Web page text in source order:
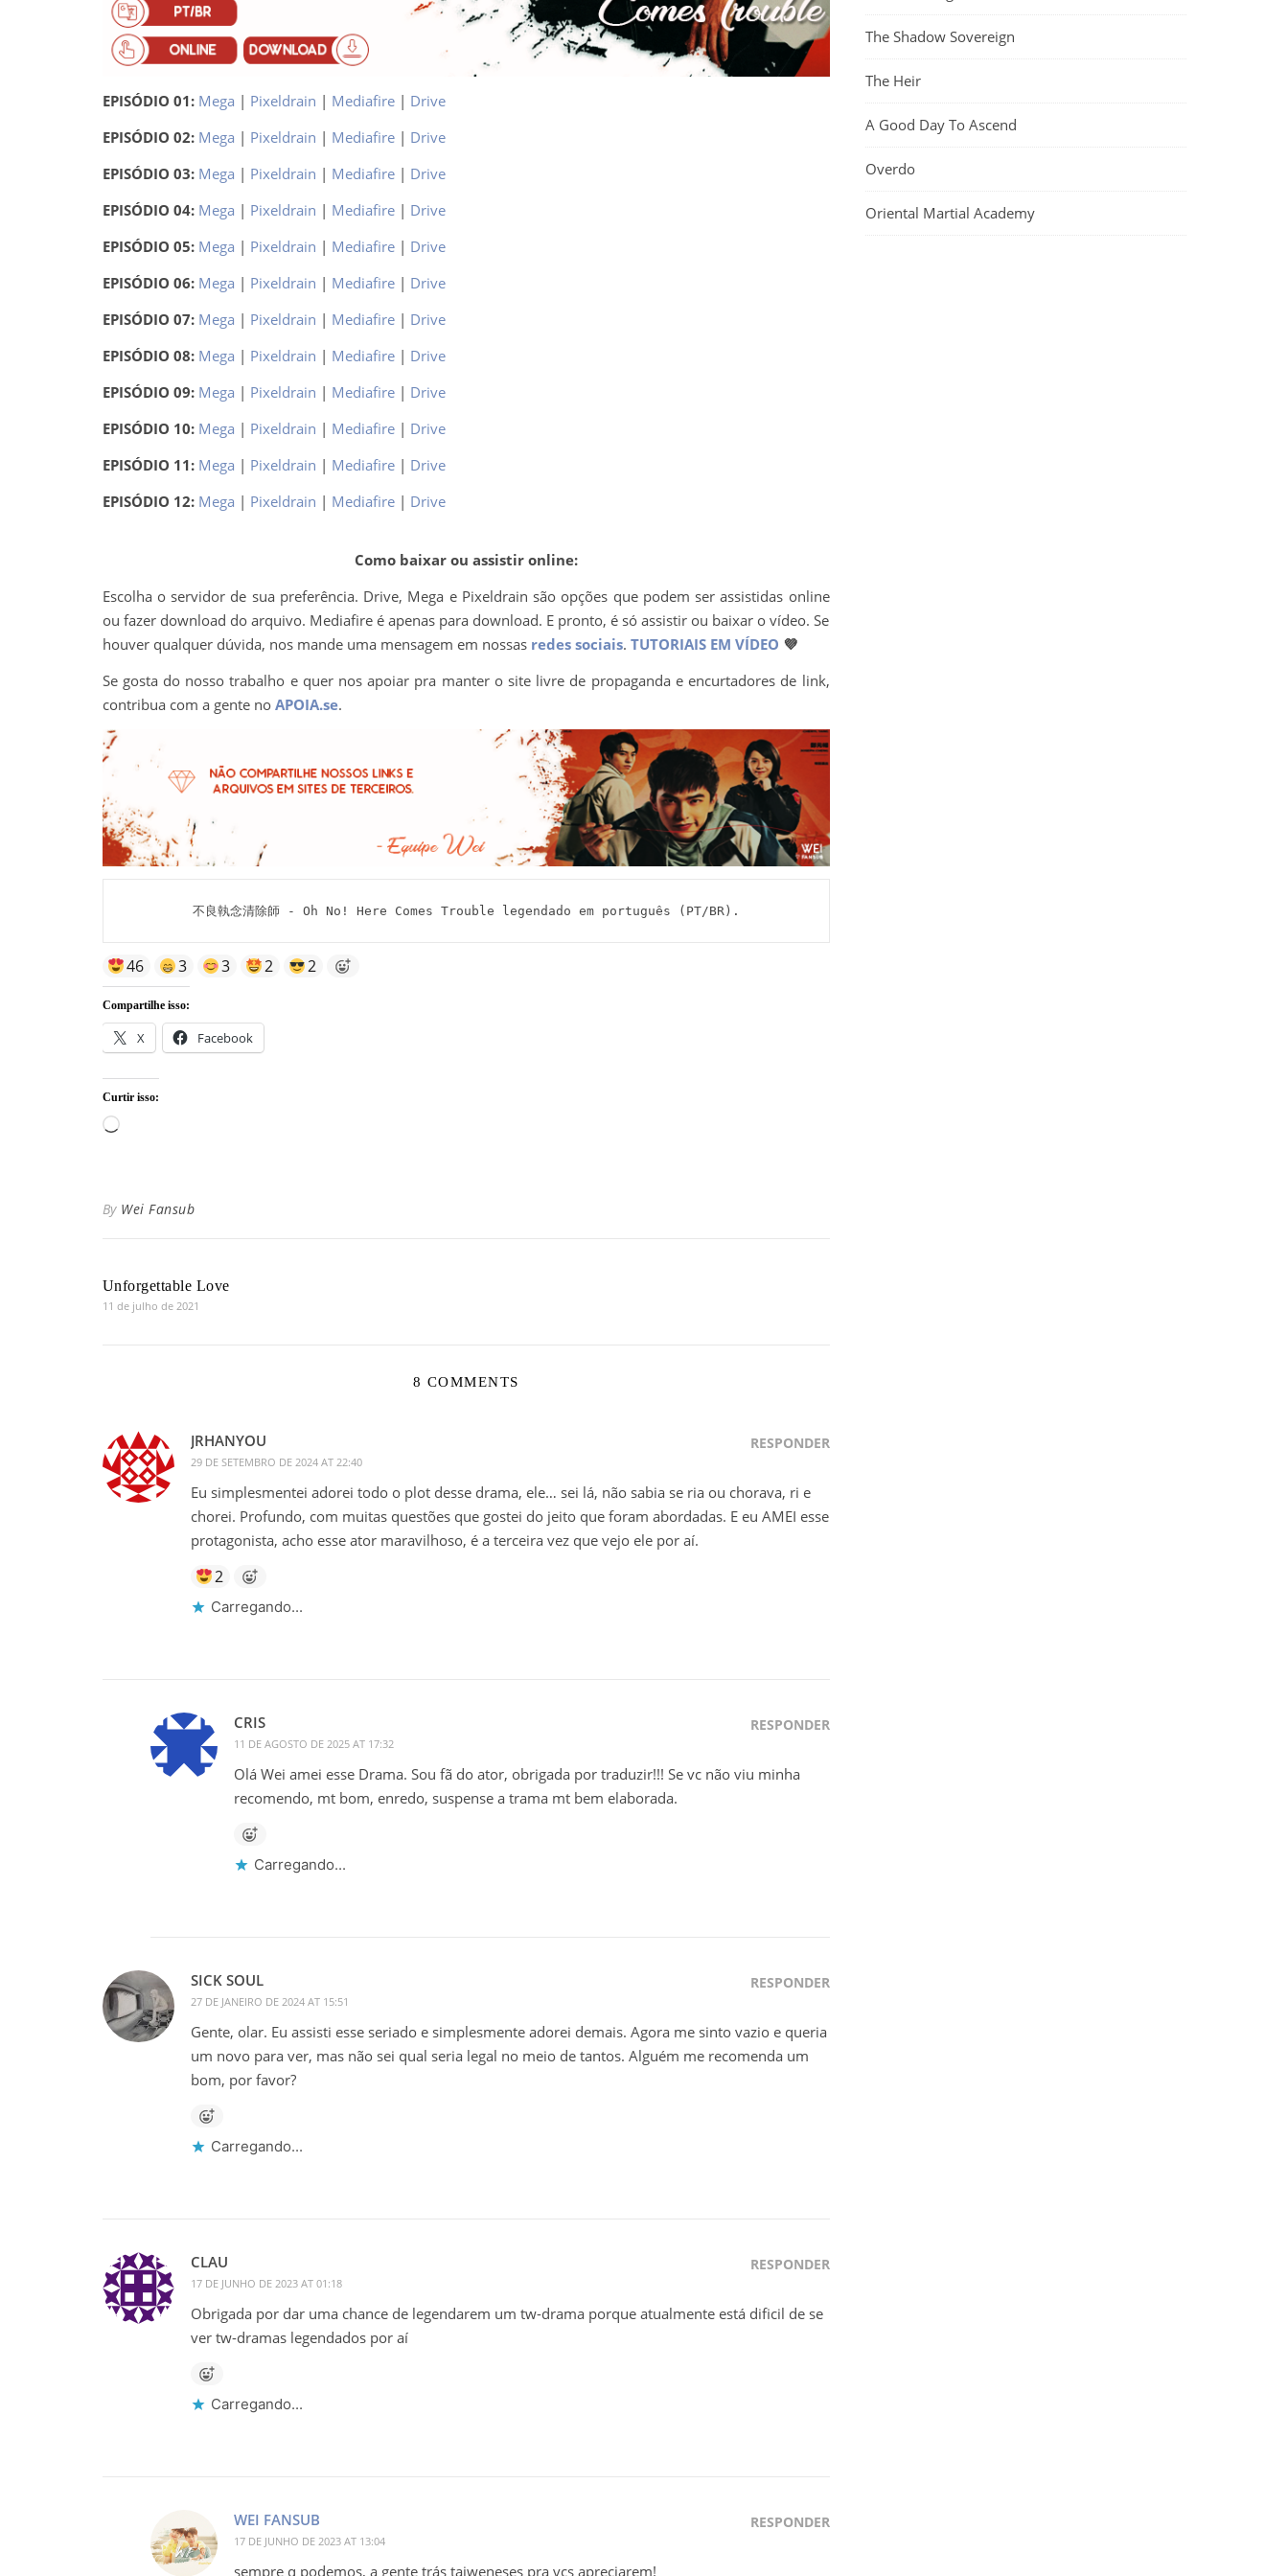
EPISÓDIO 01: Mega | Pixeldrain | Mediafire| Drive
EPISÓDIO 02: Mega | Pixeldrain | Mediafire| Drive
EPISÓDIO 03: Mega | Pixeldrain | Mediafire| Drive
EPISÓDIO 04: Mega | Pixeldrain | Mediafire| Drive
EPISÓDIO 05: Mega | Pixeldrain | Mediafire| Drive
EPISÓDIO 06: Mega | Pixeldrain | Mediafire| Drive
EPISÓDIO 07: Mega | Pixeldrain | Mediafire| Drive
EPISÓDIO 08: Mega | Pixeldrain | Mediafire| Drive
EPISÓDIO 09: Mega | Pixeldrain | Mediafire| Drive
EPISÓDIO 10: Mega | Pixeldrain | Mediafire| Drive
EPISÓDIO 11: Mega | Pixeldrain | Mediafire| Drive
EPISÓDIO 12: Mega | Pixeldrain | Mediafire| Drive
Como baixar ou assistir online:
Escolha o servidor de sua preferência. Drive, Mega e Pixeldrain são opções que podem ser assistidas online
ou fazer download do arquivo. Mediafire é apenas para download. E pronto, é só assistir ou baixar o vídeo. Se
houver qualquer dúvida, nos mande uma mensagem em nossas redes sociais. TUTORIAIS EM VÍDEO 💜
Se gosta do nosso trabalho e quer nos apoiar pra manter o site livre de propaganda e encurtadores de link,
contribua com a gente no APOIA.se.
不良執念清除師 - Oh No! Here Comes Trouble legendado em português (PT/BR).
46 3 3 2 2
Compartilhe isso:
X Facebook
Curtir isso:
Carregando...
By Wei Fansub
Unforgettable Love
11 de julho de 2021
8 COMMENTS
JRHANYOU
29 DE SETEMBRO DE 2024 AT 22:40
RESPONDER
Eu simplesmentei adorei todo o plot desse drama, ele… sei lá, não sabia se ria ou chorava, ri e
chorei. Profundo, com muitas questões que gostei do jeito que foram abordadas. E eu AMEI esse
protagonista, acho esse ator maravilhoso, é a terceira vez que vejo ele por aí.
2
Carregando...
CRIS
11 DE AGOSTO DE 2025 AT 17:32
RESPONDER
Olá Wei amei esse Drama. Sou fã do ator, obrigada por traduzir!!! Se vc não viu minha
recomendo, mt bom, enredo, suspense a trama mt bem elaborada.
Carregando...
SICK SOUL
27 DE JANEIRO DE 2024 AT 15:51
RESPONDER
Gente, olar. Eu assisti esse seriado e simplesmente adorei demais. Agora me sinto vazio e queria
um novo para ver, mas não sei qual seria legal no meio de tantos. Alguém me recomenda um
bom, por favor?
Carregando...
CLAU
17 DE JUNHO DE 2023 AT 01:18
RESPONDER
Obrigada por dar uma chance de legendarem um tw-drama porque atualmente está dificil de se
ver tw-dramas legendados por aí
Carregando...
WEI FANSUB
17 DE JUNHO DE 2023 AT 13:04
RESPONDER
sempre q podemos, a gente trás taiweneses pra vcs apreciarem!
The Shadow Sovereign
The Heir
A Good Day To Ascend
Overdo
Oriental Martial Academy